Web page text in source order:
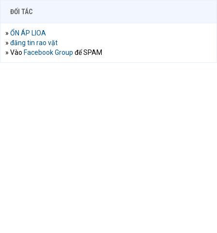
ĐỐI TÁC
» ỔN ÁP LIOA
» đăng tin rao vặt
» Vào Facebook Group để SPAM